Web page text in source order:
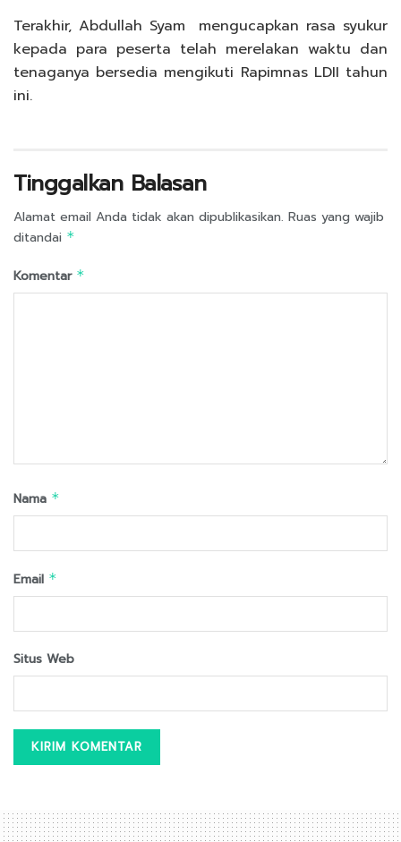
Terakhir, Abdullah Syam mengucapkan rasa syukur
kepada para peserta telah merelakan waktu dan
tenaganya bersedia mengikuti Rapimnas LDII tahun
ini.
Tinggalkan Balasan
Alamat email Anda tidak akan dipublikasikan. Ruas yang wajib
ditandai *
Komentar *
Nama *
Email *
Situs Web